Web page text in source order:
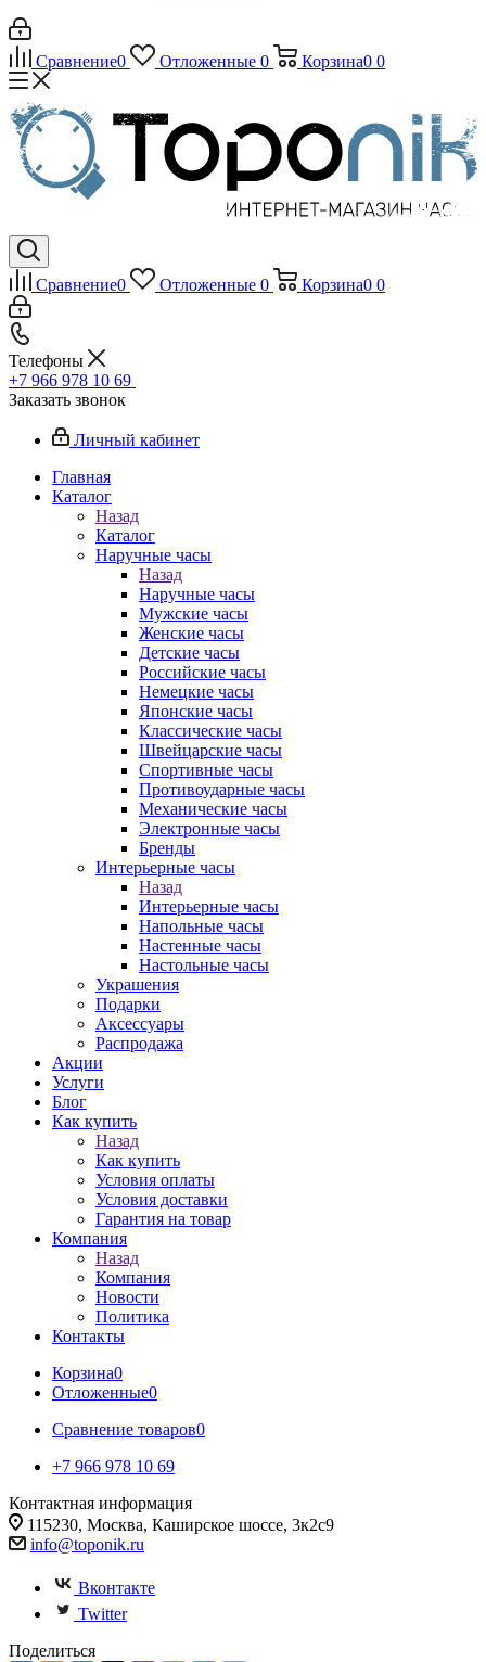
Сравнение0 Отложенные 0 Корзина0 0
Сравнение0 Отложенные 0 Корзина0 0
Телефоны
+7 966 978 10 69
Заказать звонок
Личный кабинет
Главная
Каталог
Назад
Каталог
Наручные часы
Назад
Наручные часы
Мужские часы
Женские часы
Детские часы
Российские часы
Немецкие часы
Японские часы
Классические часы
Швейцарские часы
Спортивные часы
Противоударные часы
Механические часы
Электронные часы
Бренды
Интерьерные часы
Назад
Интерьерные часы
Напольные часы
Настенные часы
Настольные часы
Украшения
Подарки
Аксессуары
Распродажа
Акции
Услуги
Блог
Как купить
Назад
Как купить
Условия оплаты
Условия доставки
Гарантия на товар
Компания
Назад
Компания
Новости
Политика
Контакты
Корзина0
Отложенные0
Сравнение товаров0
+7 966 978 10 69
Контактная информация
115230, Москва, Каширское шоссе, 3к2с9
info@toponik.ru
Вконтакте
Twitter
Поделиться